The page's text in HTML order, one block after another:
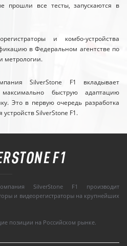
прошли все тесты, запускаются в
и комбо-устройства
в Федеральном агентстве по
метрологии.
SilverStone F1 вкладывает
быструю адаптацию
Это в первую очередь разработка
SilverStone F1.
SilverStone F1 производит
и видеорегистраторы на крупнейших
позиции на Российском рынке.